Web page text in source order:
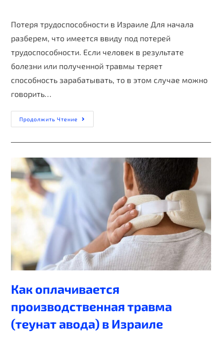
Потеря трудоспособности в Израиле Для начала
разберем, что имеется ввиду под потерей
трудоспособности. Если человек в результате
болезни или полученной травмы теряет
способность зарабатывать, то в этом случае можно
говорить…
Продолжить Чтение
Как оплачивается
производственная травма
(теунат авода) в Израиле